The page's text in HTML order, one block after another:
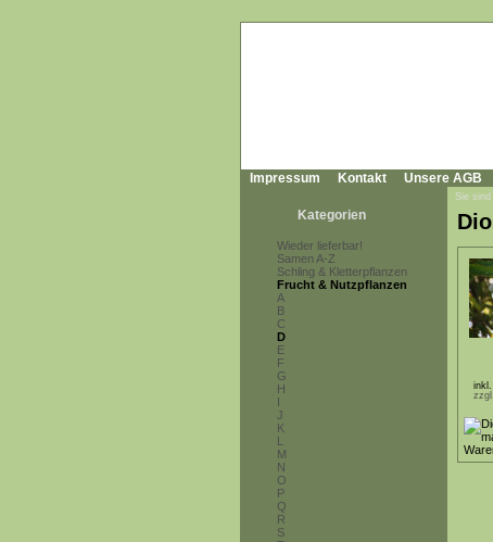
Impressum Kontakt Unsere AGB
Kategorien
Wieder lieferbar!
Samen A-Z
Schling & Kletterpflanzen
Frucht & Nutzpflanzen
A
B
C
D
E
F
G
H
I
J
K
L
M
N
O
P
Q
R
S
Sie sind